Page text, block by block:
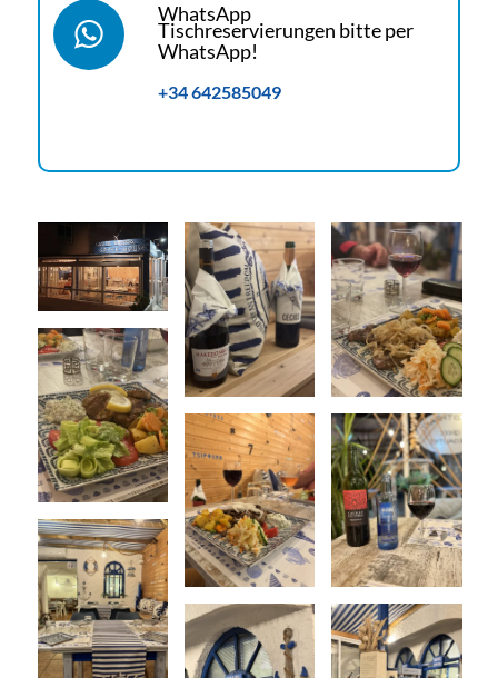
WhatsApp
Tischreservierungen bitte per
WhatsApp!
+34 642585049